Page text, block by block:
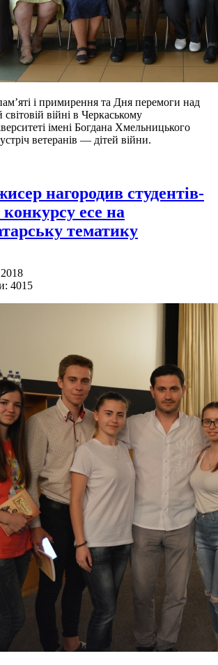
і примирення та Дня перемоги над
війні в Черкаському
імені Богдана Хмельницького
ветеранів — дітей війни.
нагородив студентів-
есе на
тематику
4015